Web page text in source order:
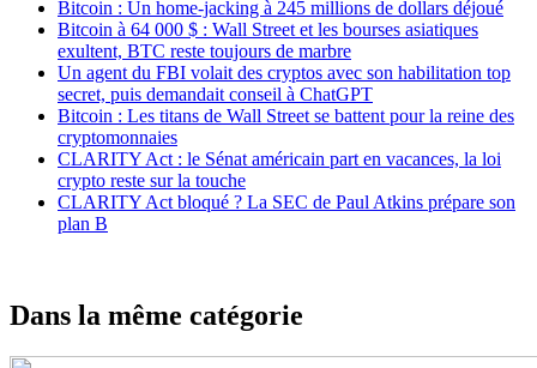
Bitcoin : Un home-jacking à 245 millions de dollars déjoué
Bitcoin à 64 000 $ : Wall Street et les bourses asiatiques
exultent, BTC reste toujours de marbre
Un agent du FBI volait des cryptos avec son habilitation top
secret, puis demandait conseil à ChatGPT
Bitcoin : Les titans de Wall Street se battent pour la reine des
cryptomonnaies
CLARITY Act : le Sénat américain part en vacances, la loi
crypto reste sur la touche
CLARITY Act bloqué ? La SEC de Paul Atkins prépare son
plan B
Dans la même catégorie